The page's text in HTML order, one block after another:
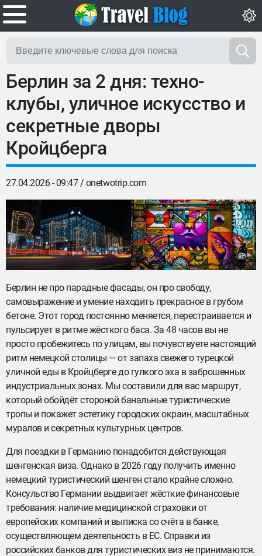
Берлин за 2 дня: техно-
клубы, уличное искусство и
секретные дворы
Кройцберга
27.04.2026 - 09:47 / onetwotrip.com
Берлин не про парадные фасады, он про свободу,
самовыражение и умение находить прекрасное в грубом
бетоне. Этот город постоянно меняется, перестраивается и
пульсирует в ритме жёсткого баса. За 48 часов вы не
просто пробежитесь по улицам, вы почувствуете настоящий
ритм немецкой столицы — от запаха свежего турецкой
уличной еды в Кройцберге до гулкого эха в заброшенных
индустриальных зонах. Мы составили для вас маршрут,
который обойдёт стороной банальные туристические
тропы и покажет эстетику городских окраин, масштабных
муралов и секретных культурных центров.
Для поездки в Германию понадобится действующая
шенгенская виза. Однако в 2026 году получить именно
немецкий туристический шенген стало крайне сложно.
Консульство Германии выдвигает жёсткие финансовые
требования: наличие медицинской страховки от
европейских компаний и выписка со счёта в банке,
осуществляющем деятельность в ЕС. Справки из
российских банков для туристических виз не принимаются.